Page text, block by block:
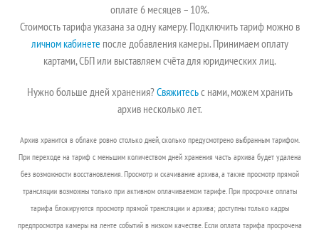
оплате 6 месяцев – 10%.
Стоимость тарифа указана за одну камеру. Подключить тариф можно в
личном кабинете после добавления камеры. Принимаем оплату
картами, СБП или выставляем счёта для юридических лиц.
Нужно больше дней хранения?Свяжитесьс нами, можем хранить
архив несколько лет.
Архив хранится в облаке ровно столько дней, сколько предусмотрено выбранным тарифом.
При переходе на тариф с меньшим количеством дней хранения часть архива будет удалена
без возможности восстановления. Просмотр и скачивание архива, а также просмотр прямой
трансляции возможны только при активном оплачиваемом тарифе. При просрочке оплаты
тарифа блокируются просмотр прямой трансляции и архива; доступны только кадры
предпросмотра камеры на ленте событий в низком качестве. Если оплата тарифа просрочена